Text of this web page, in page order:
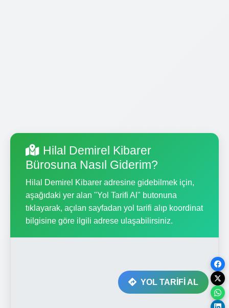
Hilal Demirel Kibarer
Bürosuna Nasıl Giderim?
Hilal Demirel Kibarer adresine gidebilmek için,
aşağıdaki yer alan "Yol Tarifi Al" butonuna
tıklayarak, açılan sayfadan yol tarifi alıp koordinat
bilgisine göre ilgili adrese ulaşabilirsiniz.
YOL TARİFİ AL